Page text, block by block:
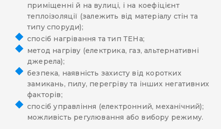
приміщенні й на вулиці, і на коефіцієнт
теплоізоляції (залежить від матеріалу стін та
типу споруди);
спосіб нагрівання та тип ТЕНа;
метод нагріву (електрика, газ, альтернативні
джерела);
безпека, наявність захисту від коротких
замикань, пилу, перегріву та інших негативних
факторів;
спосіб управління (електронний, механічний);
можливість регулювання або вибору режиму.